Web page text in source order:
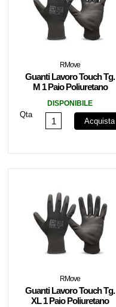
RMove
Guanti Lavoro Touch Tg.
M 1 Paio Poliuretano
DISPONIBILE
Qta
Acquista
RMove
Guanti Lavoro Touch Tg.
XL 1 Paio Poliuretano